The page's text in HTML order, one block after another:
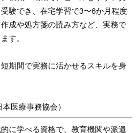
験でき、在宅学習で3〜6か月程度
成や処方箋の読み方など、実務で
す。
期間で実務に活かせるスキルを身
医療事務協会）
に学べる資格で、教育機関や派遣